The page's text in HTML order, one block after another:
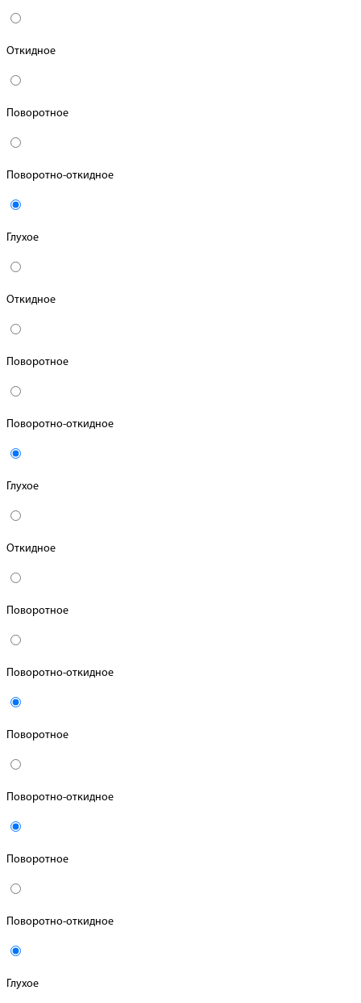
Откидное
Поворотное
Поворотно-откидное
Глухое
Откидное
Поворотное
Поворотно-откидное
Глухое
Откидное
Поворотное
Поворотно-откидное
Поворотное
Поворотно-откидное
Поворотное
Поворотно-откидное
Глухое